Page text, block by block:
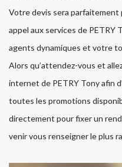
Votre devis sera parfaitement
appel aux services de PETRY
agents dynamiques et votre
Alors qu’attendez-vous et
internet de PETRY Tony afin
toutes les promotions
directement pour fixer un
venir vous renseigner le plus